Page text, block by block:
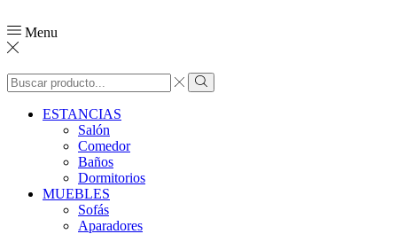
Menu
ESTANCIAS
Salón
Comedor
Baños
Dormitorios
MUEBLES
Sofás
Aparadores